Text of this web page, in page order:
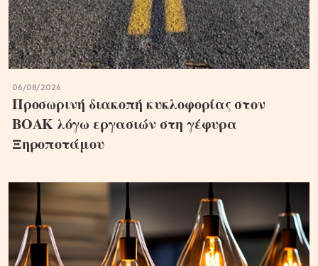
06/08/2026
Προσωρινή διακοπή κυκλοφορίας στον
ΒΟΑΚ λόγω εργασιών στη γέφυρα
Ξηροποτάμου